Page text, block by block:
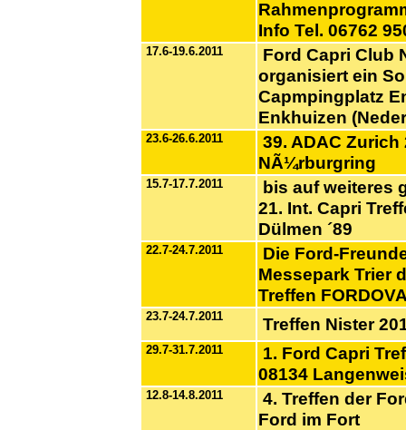
Info Tel. 06762
17.6-19.6.2011
Ford Capri Club
organisiert ein
Capmpingplatz
Enkhuizen
23.6-26.6.2011
39. ADAC Zurich
NÃ¼rburgring
15.7-17.7.2011
bis auf weiteres
21. Int. Capri
Dülmen ´89
22.7-24.7.2011
Die Ford-
Messepark Trier
Treffen
23.7-24.7.2011 Treffen Nister
29.7-31.7.2011
1. Ford Capri
08134
12.8-14.8.2011
4. Treffen der
Ford im Fort